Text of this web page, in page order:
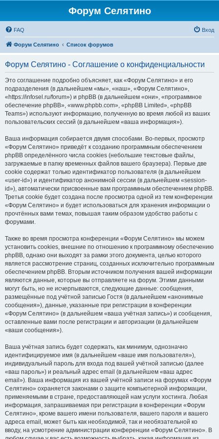
Форум Селятино
FAQ Вход
Форум Селятино Список форумов
Форум Селятино - Соглашение о конфиденциальности
Это соглашение подробно объясняет, как «Форум Селятино» и его
подразделения (в дальнейшем «мы», «наш», «Форум Селятино»,
«https://infosel.ru/forum») и phpBB (в дальнейшем «они», «программное
обеспечение phpBB», «www.phpbb.com», «phpBB Limited», «phpBB
Teams») используют информацию, полученную во время любой из ваших
пользовательских сессий (в дальнейшем «ваша информация»).
Ваша информация собирается двумя способами. Во-первых, просмотр
«Форум Селятино» приведёт к созданию программным обеспечением
phpBB определённого числа cookies (небольшие текстовые файлы,
загружаемые в папку временных файлов вашего браузера). Первые две
cookie содержат только идентификатор пользователя (в дальнейшем
«user-id») и идентификатор анонимной сессии (в дальнейшем «session-
id»), автоматически присвоенные вам программным обеспечением phpBB.
Третья cookie будет создана после просмотра одной из тем конференции
«Форум Селятино» и будет использоваться для хранения информации о
прочтённых вами темах, повышая таким образом удобство работы с
форумами.
Также во время просмотра конференции «Форум Селятино» мы можем
установить cookies, внешние по отношению к программному обеспечению
phpBB, однако они выходят за рамки этого документа, целью которого
является рассмотрение страниц, созданных исключительно программным
обеспечением phpBB. Вторым источником получения вашей информации
являются данные, которые вы отправляете на форум. Этими данными
могут быть, но не исчерпываются, следующие данные: сообщения,
размещённые под учётной записью Гостя (в дальнейшем «анонимные
сообщения»), данные, указанные при регистрации в конференции
«Форум Селятино» (в дальнейшем «ваша учётная запись») и сообщения,
оставленные вами после регистрации и авторизации (в дальнейшем
«ваши сообщения»).
Ваша учётная запись будет содержать, как минимум, однозначно
идентифицируемое имя (в дальнейшем «ваше имя пользователя»),
индивидуальный пароль для входа под вашей учётной записью (далее
«ваш пароль») и реальный адрес email (в дальнейшем «ваш адрес
email»). Ваша информация из вашей учётной записи на форумах «Форум
Селятино» охраняется законами о защите компьютерной информации,
применяемыми в стране, предоставляющей нам услуги хостинга. Любая
информация, запрашиваемая при регистрации в конференции «Форум
Селятино», кроме вашего имени пользователя, вашего пароля и вашего
адреса email, может быть как необходимой, так и необязательной ко
вводу, на усмотрение администрации конференции «Форум Селятино». В